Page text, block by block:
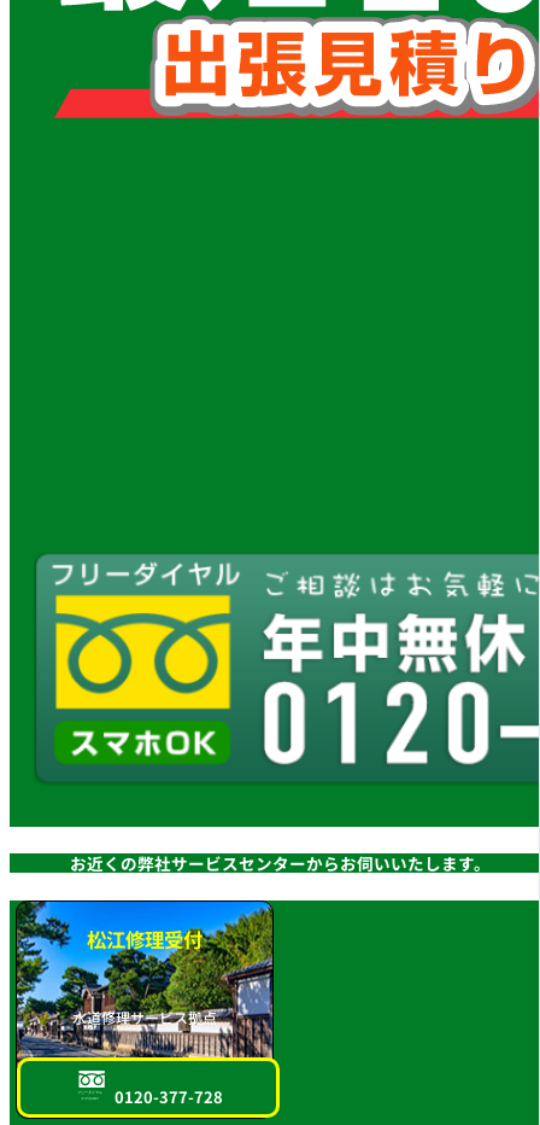
お近くの弊社サービスセンターからお伺いいたします。
松江修理受付
水道修理サービス拠点
フリーダイヤル
スマホOK!! 0120-377-728